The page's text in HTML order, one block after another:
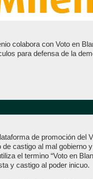
colabora con Voto en
para defensa de la
de promoción del
de castigo al mal gobierno
el termino “Voto en
y castigo al poder inicuo.